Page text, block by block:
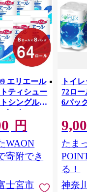
エリエール
トティシュー
シングル 8
ック 64ロ
巻 82.5m
ペーパー
ルプ100％
用品 消耗
円
WAON
寄附でき
士宮市
トイ
72ロ
6パッ
FSCリ
長巻タ
100％
防災
ペー
川県
トペー
たま
る！
神奈